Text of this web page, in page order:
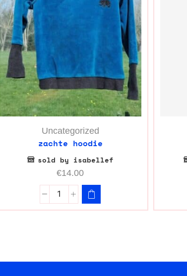
Uncategorized
zachte hoodie
sold by isabellef
€14.00